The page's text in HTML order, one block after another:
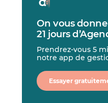
On vous donne
21 jours
Prendrez-vous 5
notre app de
Essayer